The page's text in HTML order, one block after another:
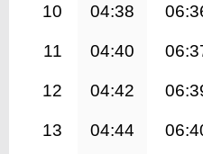
10 04:38
11 04:40
12 04:42
13 04:44